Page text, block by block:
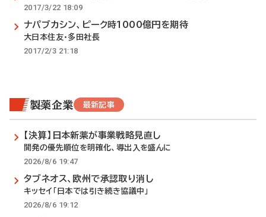
2017/3/22 18:09
ナパブカシン、ピーク時1000億円を期待
大日本住友・多田社長
2017/2/3 21:18
製薬企業 最新記事
【決算】日本新薬が事業戦略見直し
開発の優先順位を明確化、導出入を盛んに
2026/8/6 19:47
タブネオス、欧州で承認取り消し
キッセイ「日本では引き続き協議中」
2026/8/6 19:12